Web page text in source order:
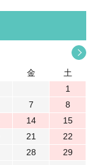
金
土
1
7
8
14
15
21
22
28
29